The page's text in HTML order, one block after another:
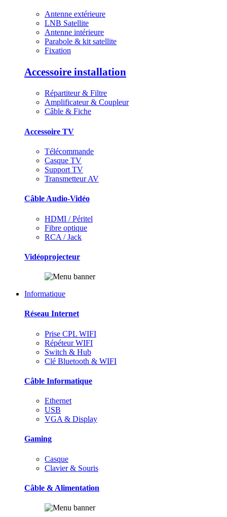
Antenne extérieure
LNB Satellite
Antenne intérieure
Parabole & kit satellite
Fixation
Accessoire installation
Répartiteur & Filtre
Amplificateur & Coupleur
Câble & Fiche
Accessoire TV
Télécommande
Casque TV
Support TV
Transmetteur AV
Câble Audio-Vidéo
HDMI / Péritel
Fibre optique
RCA / Jack
Vidéoprojecteur
Informatique
Réseau Internet
Prise CPL WIFI
Répéteur WIFI
Switch & Hub
Clé Bluetooth & WIFI
Câble Informatique
Ethernet
USB
VGA & Display
Gaming
Casque
Clavier & Souris
Câble & Alimentation